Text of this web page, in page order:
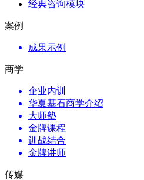
经典咨询模块
案例
成果示例
商学
企业内训
华夏基石商学介绍
大师塾
金牌课程
训战结合
金牌讲师
传媒